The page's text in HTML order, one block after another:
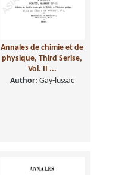
Annales de chimie et de
physique, Third Serise,
Vol. II ...
Author: Gay-lussac